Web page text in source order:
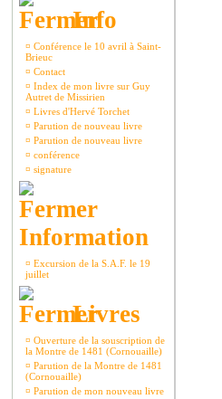
Info
¤ Conférence le 10 avril à Saint-
Brieuc
¤ Contact
¤ Index de mon livre sur Guy
Autret de Missirien
¤ Livres d'Hervé Torchet
¤ Parution de nouveau livre
¤ Parution de nouveau livre
¤ conférence
¤ signature
Information
¤ Excursion de la S.A.F. le 19
juillet
Livres
¤ Ouverture de la souscription de
la Montre de 1481 (Cornouaille)
¤ Parution de la Montre de 1481
(Cornouaille)
¤ Parution de mon nouveau livre